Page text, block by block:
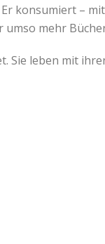
Er konsumiert –
umso mehr
Sie leben mit